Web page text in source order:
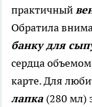
практичный
Обратила
банку для
сердца
карте. Для
лапка (280 мл)